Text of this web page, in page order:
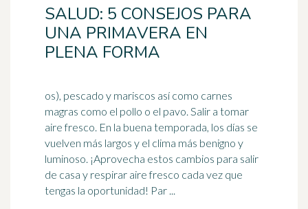
SALUD: 5 CONSEJOS PARA
UNA PRIMAVERA EN
PLENA FORMA
os), pescado y mariscos así como carnes
magras como el pollo o el pavo. Salir a tomar
aire fresco. En la buena temporada, los días se
vuelven más largos y el clima más benigno y
luminoso. ¡Aprovecha estos cambios para salir
de casa y respirar aire fresco cada vez que
tengas la oportunidad! Par ...